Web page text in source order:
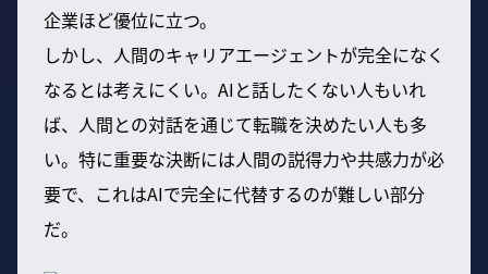
企業ほど優位に立つ。
しかし、人間のキャリアエージェントが完全になく
なるとは考えにくい。AIと話したくない人もいれ
ば、人間との対話を通じて転職を決めたい人も多
い。特に重要な決断には人間の説得力や共感力が必
要で、これはAIで完全に代替するのが難しい部分
だ。